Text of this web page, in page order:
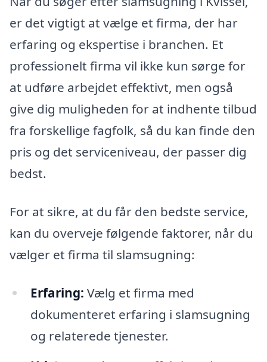
er det vigtigt at vælge et firma, der har
erfaring og ekspertise i branchen. Et
professionelt firma vil ikke kun sørge for
at udføre arbejdet effektivt, men også
give dig muligheden for at indhente tilbud
fra forskellige fagfolk, så du kan finde den
pris og det serviceniveau, der passer dig
bedst.
For at sikre, at du får den bedste service,
kan du overveje følgende faktorer, når du
vælger et firma til slamsugning:
Erfaring: Vælg et firma med
dokumenteret erfaring i slamsugning
og relaterede tjenester.